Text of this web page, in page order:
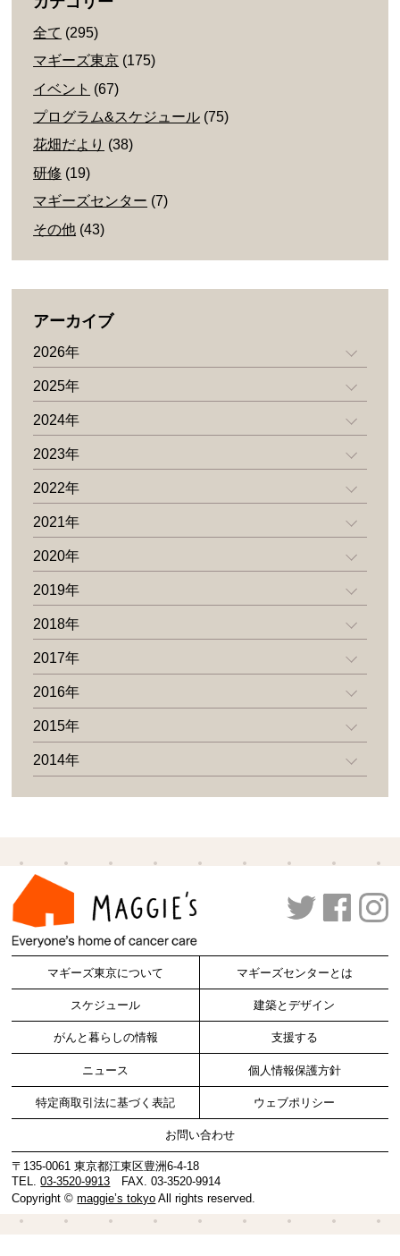
全て (295)
マギーズ東京 (175)
イベント (67)
プログラム&スケジュール (75)
花畑だより (38)
研修 (19)
マギーズセンター (7)
その他 (43)
アーカイブ
2026年
2025年
2024年
2023年
2022年
2021年
2020年
2019年
2018年
2017年
2016年
2015年
2014年
マギーズ東京について マギーズセンターとは
スケジュール 建築とデザイン
がんと暮らしの情報 支援する
ニュース 個人情報保護方針
特定商取引法に基づく表記 ウェブポリシー
お問い合わせ
〒135-0061 東京都江東区豊洲6-4-18
TEL.03-3520-9913 FAX. 03-3520-9914
Copyright ©maggie’s tokyo All rights reserved.